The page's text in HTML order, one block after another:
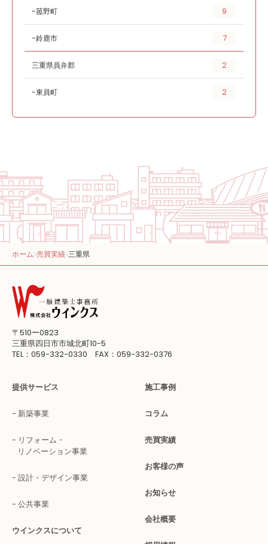
菰野町 9
鈴鹿市 7
三重県員弁郡 2
東員町 2
ホーム 売買実績 三重県
〒510ー0823
三重県四日市市城北町10-5
TEL：059-332-0330 FAX：059-332-0376
提供サービス
新築事業
リフォーム・
リノベーション事業
設計・デザイン事業
公共事業
ウインクスについて
施工事例
コラム
売買実績
お客様の声
お知らせ
会社概要